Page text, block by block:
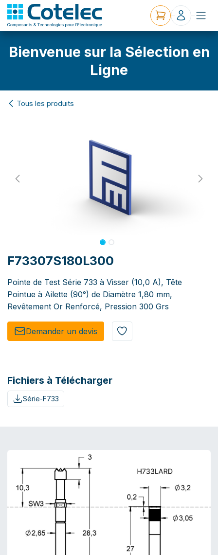
Bienvenue sur la Sélection en
Ligne
Tous les produits
F73307S180L300
Pointe de Test Série 733 à Visser (10,0 A), Tête
Pointue à Ailette (90°) de Diamètre 1,80 mm,
Revêtement Or Renforcé, Pression 300 Grs
Demander un de​​vis​​
Fichiers à Télécharger
Série-F733